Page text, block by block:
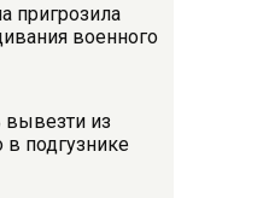
пригрозила
военного
из
в подгузнике